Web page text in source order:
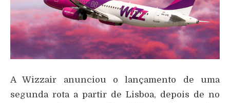
A Wizzair anunciou o lançamento de uma
segunda rota a partir de Lisboa, depois de no